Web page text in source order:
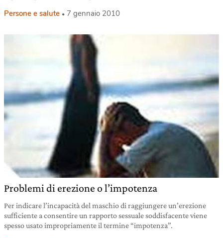
Persone e salute 7 gennaio 2010
Problemi di erezione o l’impotenza
Per indicare l’incapacità del maschio di raggiungere un’erezione
sufficiente a consentire un rapporto sessuale soddisfacente viene
spesso usato impropriamente il termine “impotenza”.